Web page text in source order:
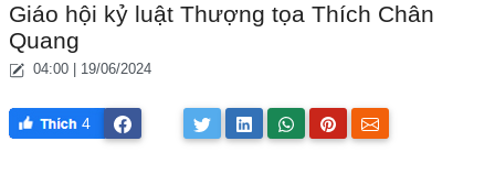
Giáo hội kỷ luật Thượng tọa Thích Chân
Quang
04:00 | 19/06/2024
4